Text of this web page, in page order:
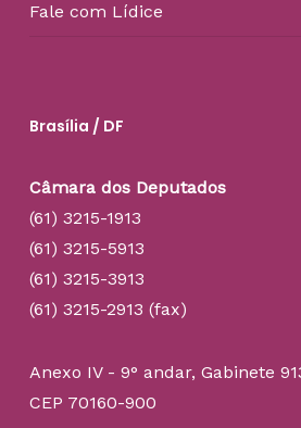
Fale com Lídice
Brasília / DF
Câmara dos Deputados
(61) 3215-1913
(61) 3215-5913
(61) 3215-3913
(61) 3215-2913 (fax)
Anexo IV - 9° andar, Gabinete
CEP 70160-900